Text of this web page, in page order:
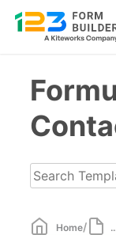
content
Home/